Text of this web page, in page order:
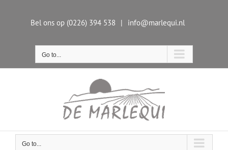
Bel ons op (0226) 394 538 | info@marlequi.nl
Go to...
Go to...